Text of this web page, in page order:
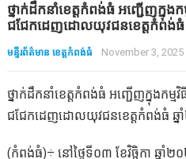
ថ្នាក់ដឹកនាំខេត្តកំពង់ធំ អញ្ជើញក្នុងកម្
ជជែកដេញដោលយុវជនខេត្តកំពង់ធំ
មន្ទីរព័ត៌មាន ខេត្តកំពង់ធំ November 3, 2025
ថ្នាក់ដឹកនាំខេត្តកំពង់ធំ អញ្ជើញក្នុងកម្មវិធី
ជជែកដេញដោលយុវជនខេត្តកំពង់ធំ ឆ្ន
(កំពង់ធំ)÷ នៅថ្ងៃទី០៣ ខែវិច្ឆិកា ឆ្នាំ